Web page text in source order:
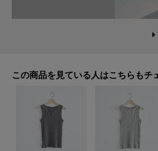
この商品を見ている人はこちらもチ